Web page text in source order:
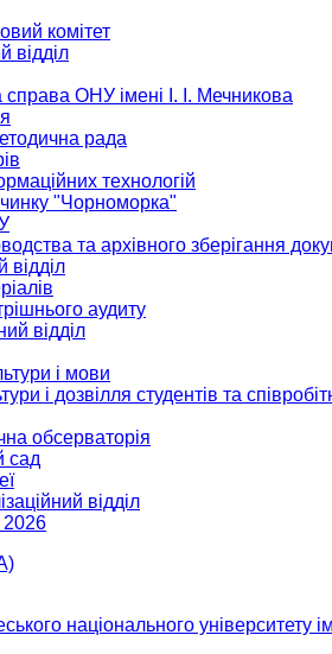
комітет
відділ
ОНУ імені І. І. Мечникова
рада
технологій
"Чорноморка"
та архівного зберігання
аудиту
відділ
і мови
і дозвілля студентів та
обсерваторія
сад
відділ
2026